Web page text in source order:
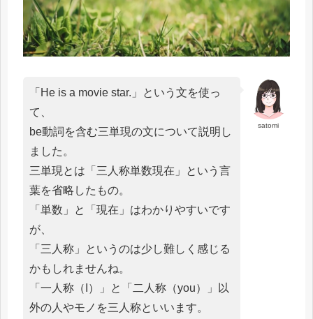
satomi
「He is a movie star.」という文を使っ
て、
be動詞を含む三単現の文について説明し
ました。
三単現とは「三人称単数現在」という言
葉を省略したもの。
「単数」と「現在」はわかりやすいです
が、
「三人称」というのは少し難しく感じる
かもしれませんね。
「一人称（I）」と「二人称（you）」以
外の人やモノを三人称といいます。